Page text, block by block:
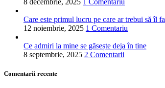
8 decembrie, 2025 1 Comentariu
Care este primul lucru pe care ar trebui să îl
12 noiembrie, 2025 1 Comentariu
Ce admiri la mine se găsește deja în tine
8 septembrie, 2025 2 Comentarii
Comentarii recente